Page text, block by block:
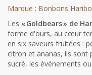
Marque : Bonbons Haribo
Les « Goldbears » de
forme d'ours, au cœur
en six saveurs fruitées :
citron et ananas, ils sont
sucré, les événements